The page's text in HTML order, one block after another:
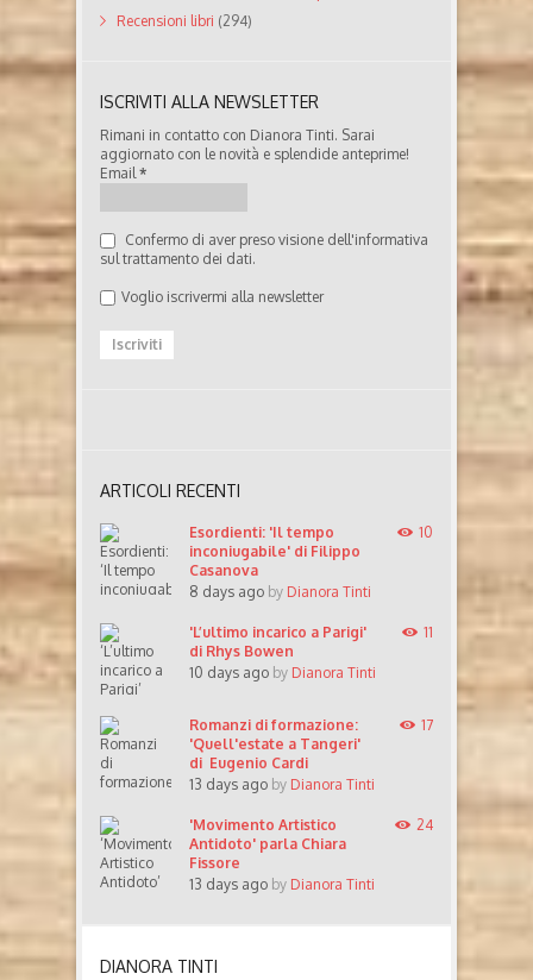
Recensioni libri (294)
ISCRIVITI ALLA NEWSLETTER
Rimani in contatto con Dianora Tinti. Sarai
aggiornato con le novità e splendide anteprime!
Email*
Confermo di aver preso visione dell'informativa
sul trattamento dei dati.
Voglio iscrivermi alla newsletter
ARTICOLI RECENTI
Esordienti: 'Il tempo
inconiugabile' di Filippo
Casanova
8 days ago by Dianora Tinti
10
'L’ultimo incarico a Parigi'
di Rhys Bowen
10 days ago by Dianora Tinti
11
Romanzi di formazione:
'Quell'estate a Tangeri'
di Eugenio Cardi
13 days ago by Dianora Tinti
17
'Movimento Artistico
Antidoto' parla Chiara
Fissore
13 days ago by Dianora Tinti
24
DIANORA TINTI